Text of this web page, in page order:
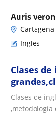
Auris
Cartagena
Inglés
Clases
Clases de
,metodología